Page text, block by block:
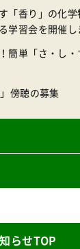
「香り」の化
学習会を開催し
簡単「さ・し
傍聴の募集
らせTOP